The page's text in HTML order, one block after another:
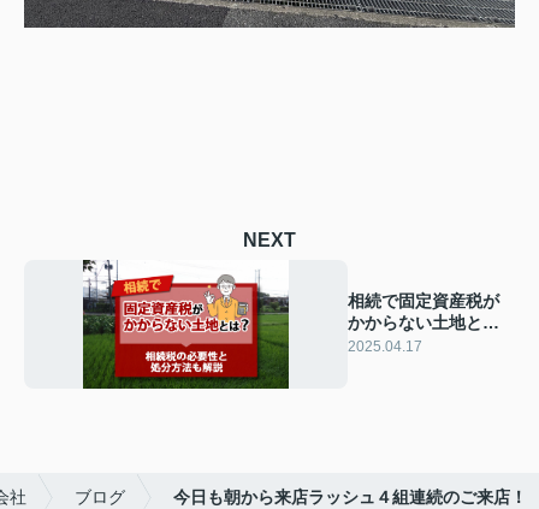
NEXT
相続で固定資産税が
かからない土地と
は？相続税の必要性
2025.04.17
社 ブログ 今日も朝から来店ラッシュ４組連続のご来店！